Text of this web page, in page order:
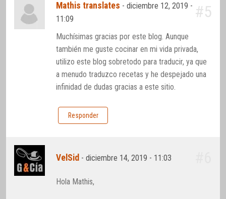
Mathis translates -diciembre 12, 2019 -
11:09
#5
Muchísimas gracias por este blog. Aunque
también me guste cocinar en mi vida privada,
utilizo este blog sobretodo para traducir, ya que
a menudo traduzco recetas y he despejado una
infinidad de dudas gracias a este sitio.
Responder
VelSid -diciembre 14, 2019 - 11:03
Hola Mathis,